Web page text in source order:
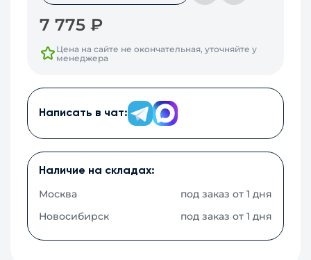
7 775₽
Цена на сайте не окончательная, уточняйте у
менеджера
Написать в чат:
Наличие на складах:
Москва
под заказ от 1 дня
Новосибирск
под заказ от 1 дня